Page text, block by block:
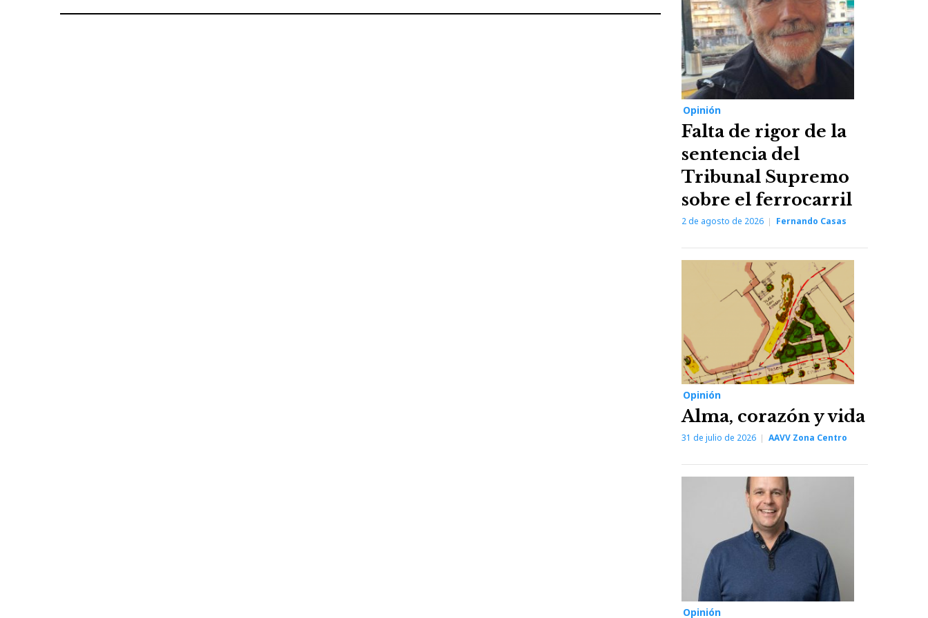
de
Opinión
Falta de rigor de la
sentencia del
Tribunal Supremo
sobre el ferrocarril
2 de agosto de 2026 Fernando Casas
Opinión
Alma, corazón y vida
31 de julio de 2026 AAVV Zona Centro
Opinión